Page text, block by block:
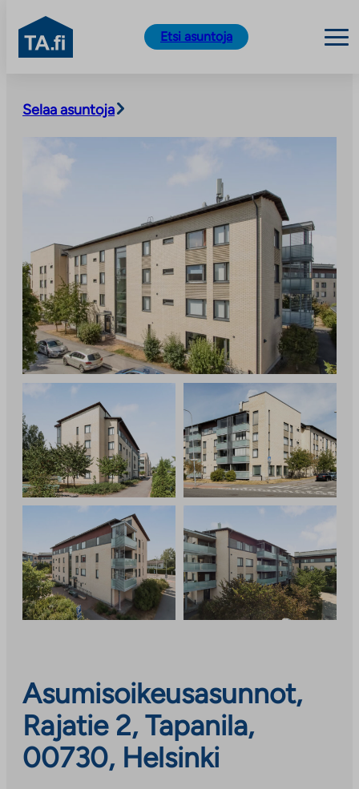
sisältöön
TA.fi
Etsi asuntoja
Selaa asuntoja
Asumisoikeusasunnot,
Rajatie 2, Tapanila,
00730, Helsinki